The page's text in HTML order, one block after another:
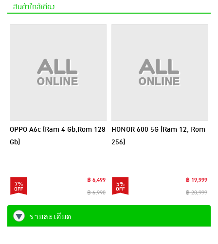
สินค้าใกล้เคียง
OPPO A6c (Ram 4 Gb,Rom 128
Gb)
7%
฿ 6,499
฿ 6,990
HONOR 600 5G (Ram 12, Rom
256)
5%
฿ 19,999
฿ 20,999
รายละเอียด